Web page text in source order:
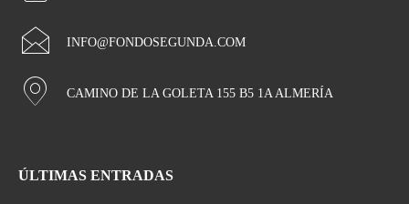
INFO@FONDOSEGUNDA.COM
CAMINO DE LA GOLETA 155 B5 1A ALMERÍA
ÚLTIMAS ENTRADAS